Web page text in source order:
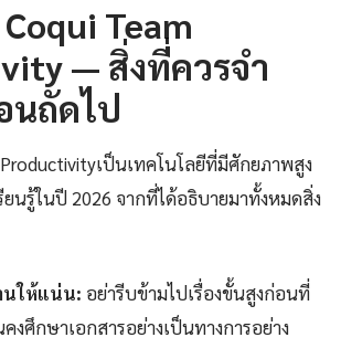
Team
— สิ่งที่ควรจำ
นถัดไป
เป็นเทคโนโลยีที่มีศักยภาพสูง
นรู้ในปี 2026 จากที่ได้อธิบายมาทั้งหมดสิ่ง
นให้แน่น: อย่ารีบข้ามไปเรื่องขั้นสูงก่อนที่
งศึกษาเอกสารอย่างเป็นทางการอย่าง